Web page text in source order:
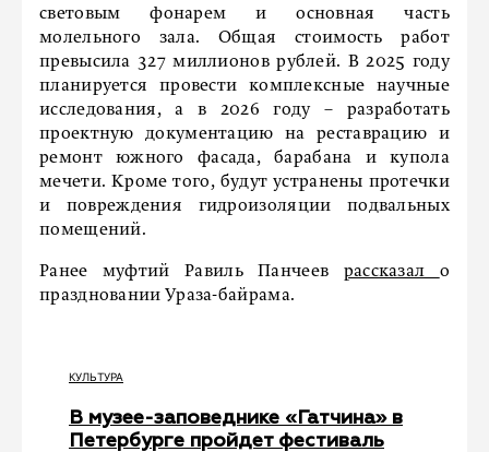
световым фонарем и основная часть
молельного зала. Общая стоимость работ
превысила 327 миллионов рублей. В 2025 году
планируется провести комплексные научные
исследования, а в 2026 году – разработать
проектную документацию на реставрацию и
ремонт южного фасада, барабана и купола
мечети. Кроме того, будут устранены протечки
и повреждения гидроизоляции подвальных
помещений.
Ранее муфтий Равиль Панчеев рассказал о
праздновании Ураза-байрама.
КУЛЬТУРА
В музее-заповеднике «Гатчина» в
Петербурге пройдет фестиваль